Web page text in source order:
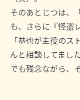
そのあとじつは、
も、さらに『怪盗
「恭也が主役の
んと相談してまし
でも残念ながら、